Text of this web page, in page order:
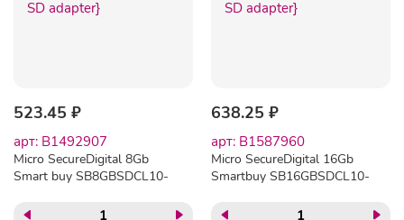
523.45 ₽
арт: B1492907
Micro SecureDigital 8Gb
Smart buy SB8GBSDCL10-
SD adapter}
638.25 ₽
арт: B1587960
Micro SecureDigital 16Gb
Smartbuy SB16GBSDCL10-
SD adapter}